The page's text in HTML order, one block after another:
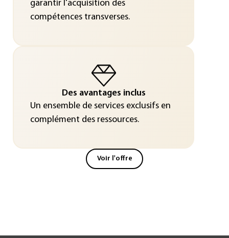
garantir l'acquisition des
compétences transverses.
Des avantages inclus
Un ensemble de services exclusifs en
complément des ressources.
Voir l'offre